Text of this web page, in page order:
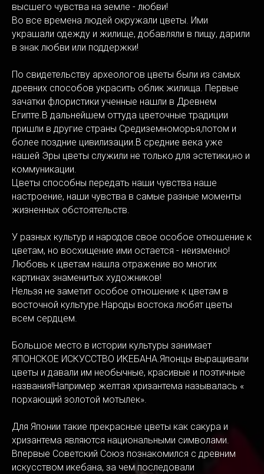
высшего чувства на земле - любви!
Во все времена людей окружали цветы. Ими
украшали одежду и жилище, добавляли в пищу, дарили
в знак любви или поддержки!
По свидетельству археологов цветы были из самых
древних способов украсить облик жилища. Первые
зачатки флористики ученные нашли в Древнем
Египте.В дальнейшем оттуда цветочные традиции
пришли в другие страны Средиземноморья,потом и
более поздние цивилизации.В средние века уже
нашей Эры цветы служили не только для эстетики,но и
коммуникации.
Цветы способны передать наши чувства наше
настроение, наши чувства в самые разные моменты
жизненных обстоятельств.
У разных культур и народов свое особое отношение к
цветам, но восхищение ими остается - неизменно!
Любовь к цветам нашла отражение во многих
картинах знаменитых художников!
Нельзя не заметит особое отношение к цветам в
восточной культуре.Народы востока любят цветы
всем сердцем.
Большое место в истории культуры занимает
ЯПОНСКОЕ ИСКУССТВО ИКЕБАНА.Японцы выращивали
цветы и давали им необычные, красивые и поэтичные
названия!Например желтая хризантема называлась «
порхающий золотой мотылек».
Для Японии такие прекрасные цветы как сакура и
хризантема являются национальными символами.
Впервые Советский Союз познакомился с древним
искусством икебана, за чем последовали